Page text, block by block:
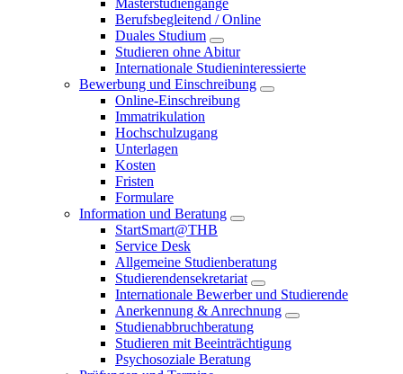
Masterstudiengänge
Berufsbegleitend / Online
Duales Studium
Studieren ohne Abitur
Internationale Studieninteressierte
Bewerbung und Einschreibung
Online-Einschreibung
Immatrikulation
Hochschulzugang
Unterlagen
Kosten
Fristen
Formulare
Information und Beratung
StartSmart@THB
Service Desk
Allgemeine Studienberatung
Studierendensekretariat
Internationale Bewerber und Studierende
Anerkennung & Anrechnung
Studienabbruchberatung
Studieren mit Beeinträchtigung
Psychosoziale Beratung